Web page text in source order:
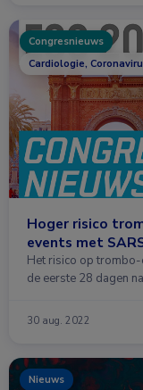
Congresnieuws
Cardiologie,
Hoger risico
events met
Het risico op trombo-
de eerste 28 dagen
30 aug. 2022
Nieuws